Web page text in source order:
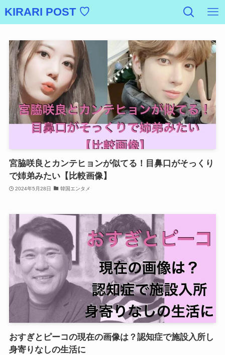
KIRARI POST ♡
宮脇咲良とカンテヒョンが似てる！目鼻口がそっくり
で姉弟みたい【比較画像】
2024年5月28日 韓国エンタメ
おすぎとピーコの現在の画像は？認知症で施設入所し
身寄りなしの生活に